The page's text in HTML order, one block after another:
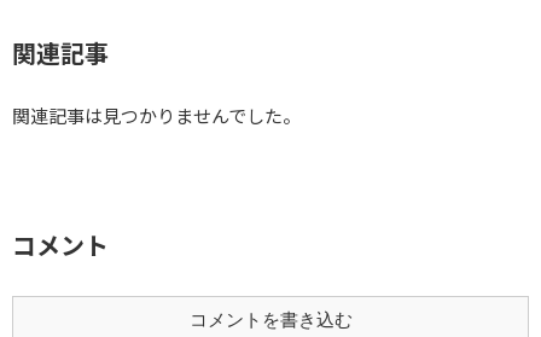
関連記事
関連記事は見つかりませんでした。
コメント
コメントを書き込む